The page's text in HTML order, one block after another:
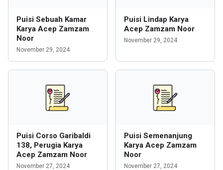
Puisi Sebuah Kamar
Karya Acep Zamzam
Noor
November 29, 2024
Puisi Lindap Karya
Acep Zamzam Noor
November 29, 2024
Puisi Corso Garibaldi
138, Perugia Karya
Acep Zamzam Noor
November 27, 2024
Puisi Semenanjung
Karya Acep Zamzam
Noor
November 27, 2024